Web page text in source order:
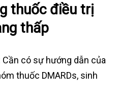
thuốc điều trị
thấp
Cần có sự hướng dẫn của
thuốc DMARDs, sinh